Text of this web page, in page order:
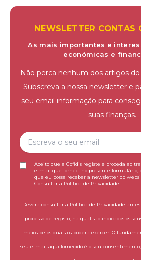
NEWSLETTER CONTAS
As mais importantes e
económicas e
Não perca nenhum dos artigos
Subscreva a nossa newsletter e
seu email informação para
suas finanças.
Aceito que a Cofidis registe e proceda ao
e-mail que forneci no presente formulário,
que eu possa receber a newsletter do
Consultar a Política de Privacidade
Deverá consultar a Política de Privacidade
processo de registo, na qual são indicados os
meios pelos quais os poderá exercer. O
seu e-mail aqui fornecido é o seu